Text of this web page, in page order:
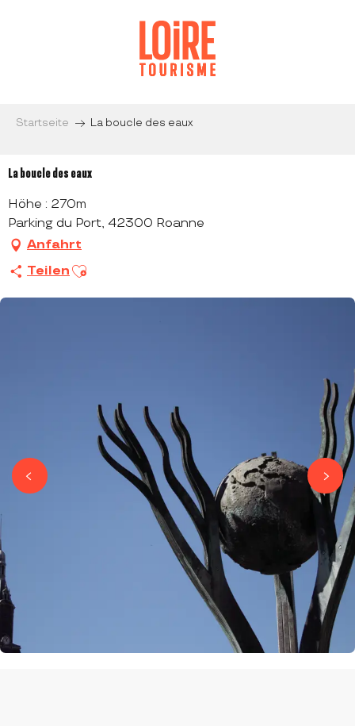
Startseite La boucle des eaux
La boucle des eaux
Höhe : 270m
Parking du Port, 42300 Roanne
Anfahrt
Teilen Ajouter aux favoris